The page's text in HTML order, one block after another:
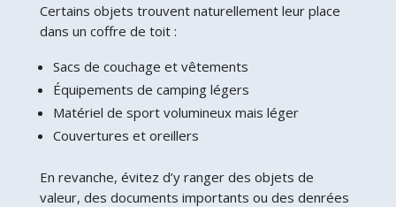
Certains objets trouvent naturellement leur place
dans un coffre de toit :
Sacs de couchage et vêtements
Équipements de camping légers
Matériel de sport volumineux mais léger
Couvertures et oreillers
En revanche, évitez d’y ranger des objets de
valeur, des documents importants ou des denrées